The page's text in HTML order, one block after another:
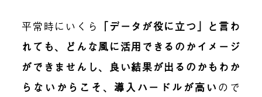
平常時にいくら 「データが役に立つ」と言わ
れても、どんな風に活用できるのかイメージ
ができませんし、良い結果が出るのかもわか
らないからこそ、導入ハードルが高い ので